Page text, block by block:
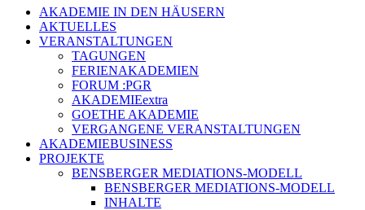
AKADEMIE IN DEN HÄUSERN
AKTUELLES
VERANSTALTUNGEN
TAGUNGEN
FERIENAKADEMIEN
FORUM :PGR
AKADEMIEextra
GOETHE AKADEMIE
VERGANGENE VERANSTALTUNGEN
AKADEMIEBUSINESS
PROJEKTE
BENSBERGER MEDIATIONS-MODELL
BENSBERGER MEDIATIONS-MODELL
INHALTE